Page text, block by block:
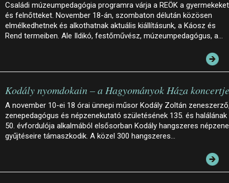
Családi múzeumpedagógia programra várja a REÖK a gyermekeket
és felnőtteket. November 18-án, szombaton délután közösen
elmélkedhetnek és alkothatnak aktuális kiállításunk, a Káosz és
Rend termeiben. Ale Ildikó, festőművész, múzeumpedagógus, a…
Kodály nyomdokain – a Hagyományok Háza koncertje
A november 10-ei 18 órai ünnepi műsor Kodály Zoltán
zenepedagógus és népzenekutató születésének 135. és halálának
50. évfordulója alkalmából elsősorban Kodály hangszeres
gyűjtéseire támaszkodik. A közel 300 hangszeres…